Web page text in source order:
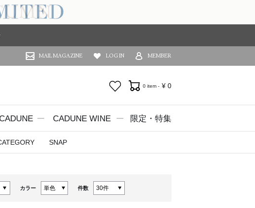
MAIL MAGAZINE LOG IN MEMBER
お気に入り0 item - ¥ 0
CADUNE WINE 限定・特集
SNAP
カラー 件数